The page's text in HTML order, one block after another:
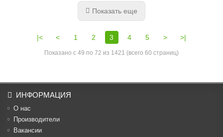
Показать еще
|< < 1 2 3 4 5 > >|
Показано с 49 по 72 из 1421 (всего 60 страниц)
ИНФОРМАЦИЯ
О нас
Производители
Вакансии